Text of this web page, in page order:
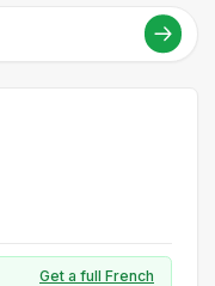
Get a full French